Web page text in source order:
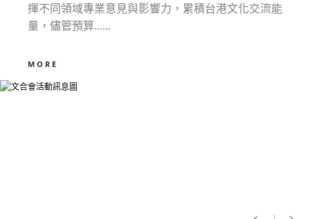
揮不同領域專業意見與影響力，累積台港文化交流能
量，儘管預算......
MORE